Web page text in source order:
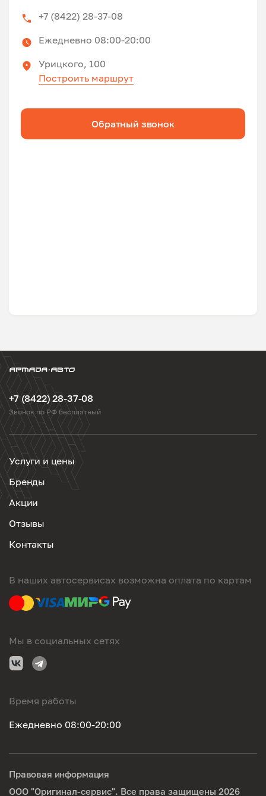
+7 (8422) 28-37-08
Ежедневно 08:00-20:00
Урицкого, 100
Построить маршрут
Обратный звонок
+7 (8422) 28-37-08
Звонок по РФ бесплатный
Услуги и цены
Бренды
Акции
Отзывы
Контакты
В наших автосервисах возможна оплата по картам
Мы в социальных сетях
Время работы
Ежедневно 08:00-20:00
ООО "Оригинал-сервис". Все права защищены 2026
Правовая информация